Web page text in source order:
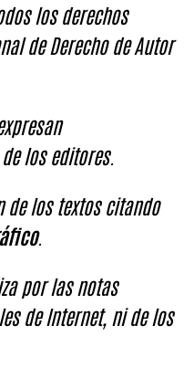
los derechos
de Derecho de Autor
los editores.
de los textos citando
.
por las notas
de Internet, ni de los